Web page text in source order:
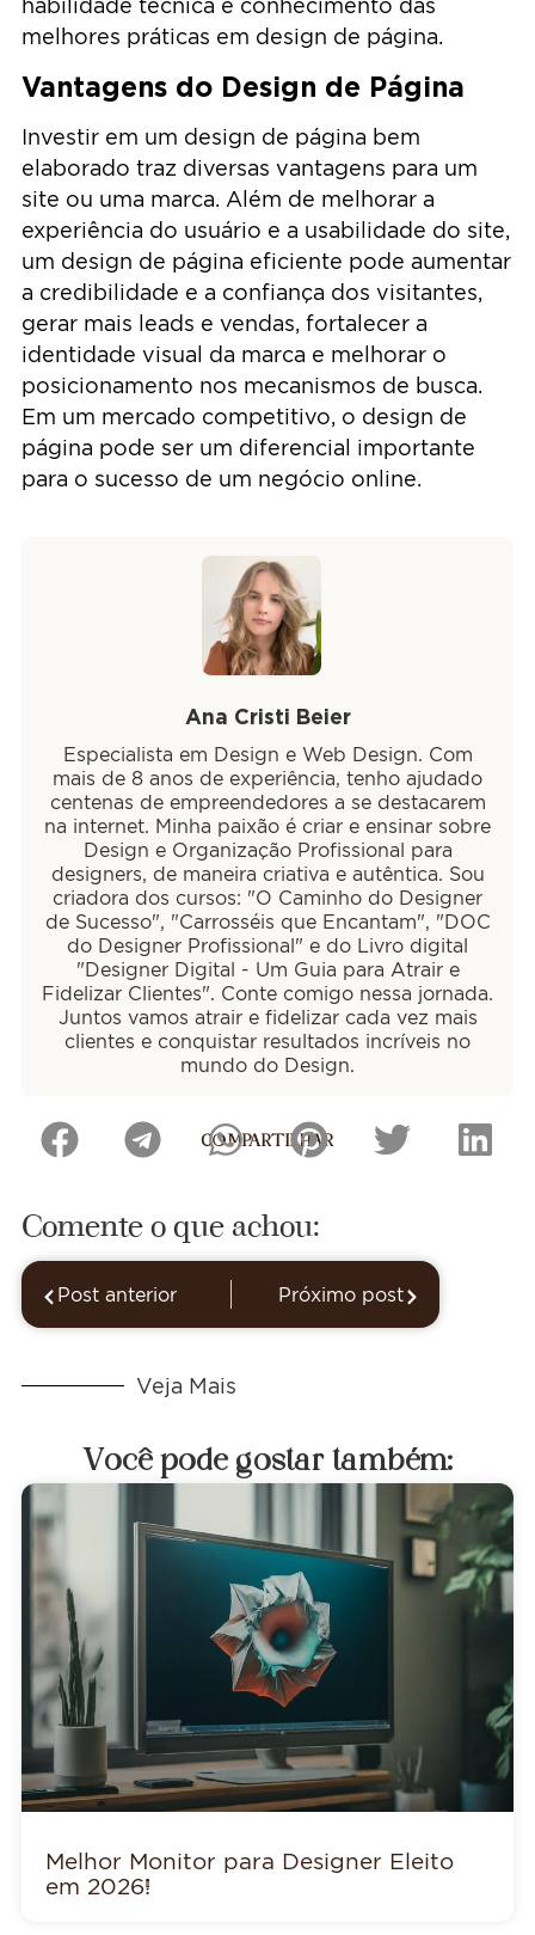
habilidade técnica e conhecimento das
melhores práticas em design de página.
Vantagens do Design de Página
Investir em um design de página bem
elaborado traz diversas vantagens para um
site ou uma marca. Além de melhorar a
experiência do usuário e a usabilidade do site,
um design de página eficiente pode aumentar
a credibilidade e a confiança dos visitantes,
gerar mais leads e vendas, fortalecer a
identidade visual da marca e melhorar o
posicionamento nos mecanismos de busca.
Em um mercado competitivo, o design de
página pode ser um diferencial importante
para o sucesso de um negócio online.
Ana Cristi Beier
Especialista em Design e Web Design. Com
mais de 8 anos de experiência, tenho ajudado
centenas de empreendedores a se destacarem
na internet. Minha paixão é criar e ensinar sobre
Design e Organização Profissional para
designers, de maneira criativa e autêntica. Sou
criadora dos cursos: "O Caminho do Designer
de Sucesso", "Carrosséis que Encantam", "DOC
do Designer Profissional" e do Livro digital
"Designer Digital - Um Guia para Atrair e
Fidelizar Clientes". Conte comigo nessa jornada.
Juntos vamos atrair e fidelizar cada vez mais
clientes e conquistar resultados incríveis no
mundo do Design.
COMPARTILHAR
Comente o que achou:
Post anterior Próximo post
Veja Mais
Você pode gostar também:
Melhor Monitor para Designer Eleito
em 2026!